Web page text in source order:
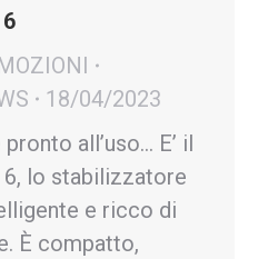
18/04/2023
all’uso… E’ il
6, lo stabilizzatore
e ricco di
È compatto,